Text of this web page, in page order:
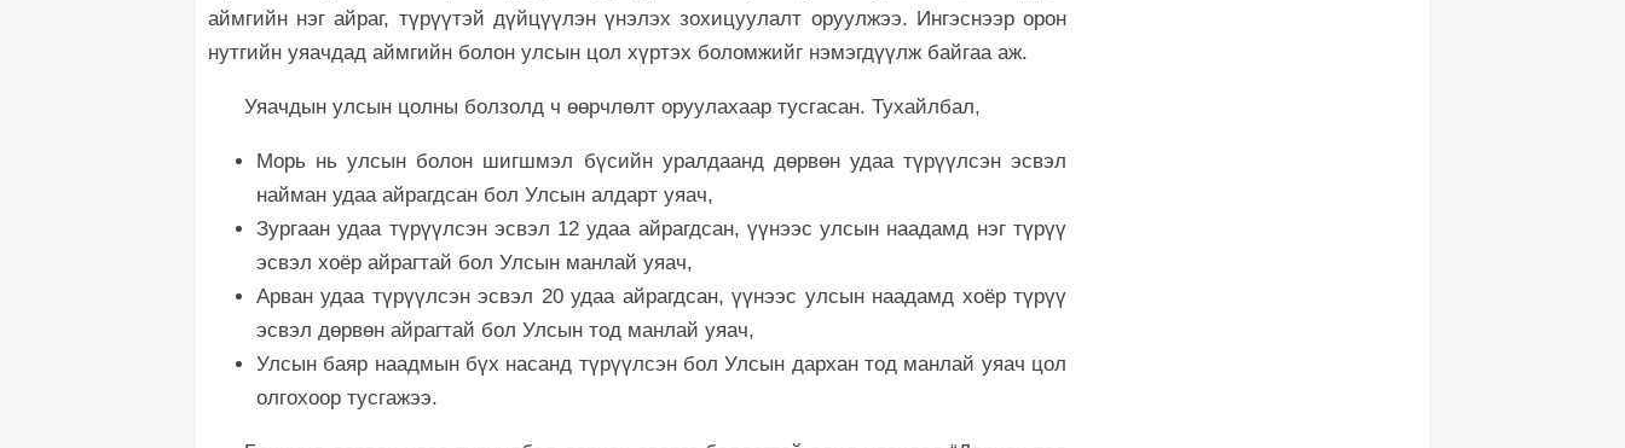
аймгийн нэг айраг, түрүүтэй дүйцүүлэн үнэлэх зохицуулалт оруулжээ. Ингэснээр орон
нутгийн уяачдад аймгийн болон улсын цол хүртэх боломжийг нэмэгдүүлж байгаа аж.
Уяачдын улсын цолны болзолд ч өөрчлөлт оруулахаар тусгасан. Тухайлбал,
Морь нь улсын болон шигшмэл бүсийн уралдаанд дөрвөн удаа түрүүлсэн эсвэл
найман удаа айрагдсан бол Улсын алдарт уяач,
Зургаан удаа түрүүлсэн эсвэл 12 удаа айрагдсан, үүнээс улсын наадамд нэг түрүү
эсвэл хоёр айрагтай бол Улсын манлай уяач,
Арван удаа түрүүлсэн эсвэл 20 удаа айрагдсан, үүнээс улсын наадамд хоёр түрүү
эсвэл дөрвөн айрагтай бол Улсын тод манлай уяач,
Улсын баяр наадмын бүх насанд түрүүлсэн бол Улсын дархан тод манлай уяач цол
олгохоор тусгажээ.